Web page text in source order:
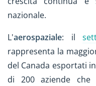
nazionale.
L'aerospaziale: il
rappresenta la
del Canada esportati
di 200 aziende che